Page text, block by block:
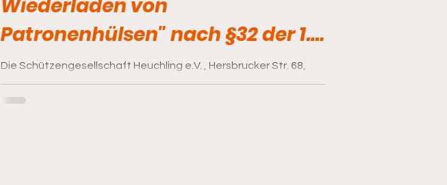
Wiederladen von
Patronenhülsen" nach §32 der 1.
SprengV
Die Schützengesellschaft Heuchling e.V. , Hersbrucker Str. 68,
91207 Lauf / Heuchling, veranstaltet einen Lehrgang Sehr
geehrte Damen...